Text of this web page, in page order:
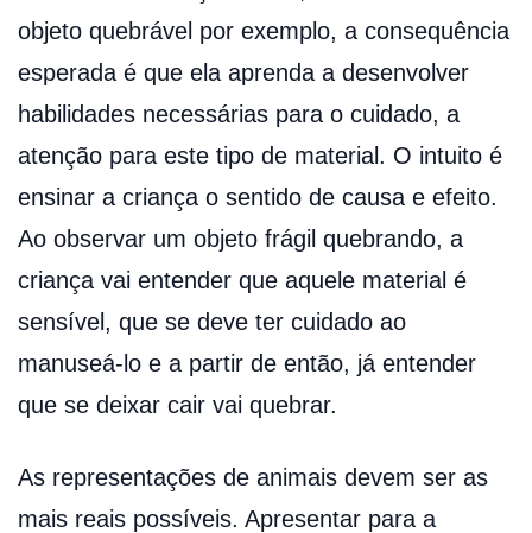
objeto quebrável por exemplo, a consequência
esperada é que ela aprenda a desenvolver
habilidades necessárias para o cuidado, a
atenção para este tipo de material. O intuito é
ensinar a criança o sentido de causa e efeito.
Ao observar um objeto frágil quebrando, a
criança vai entender que aquele material é
sensível, que se deve ter cuidado ao
manuseá-lo e a partir de então, já entender
que se deixar cair vai quebrar.
As representações de animais devem ser as
mais reais possíveis. Apresentar para a